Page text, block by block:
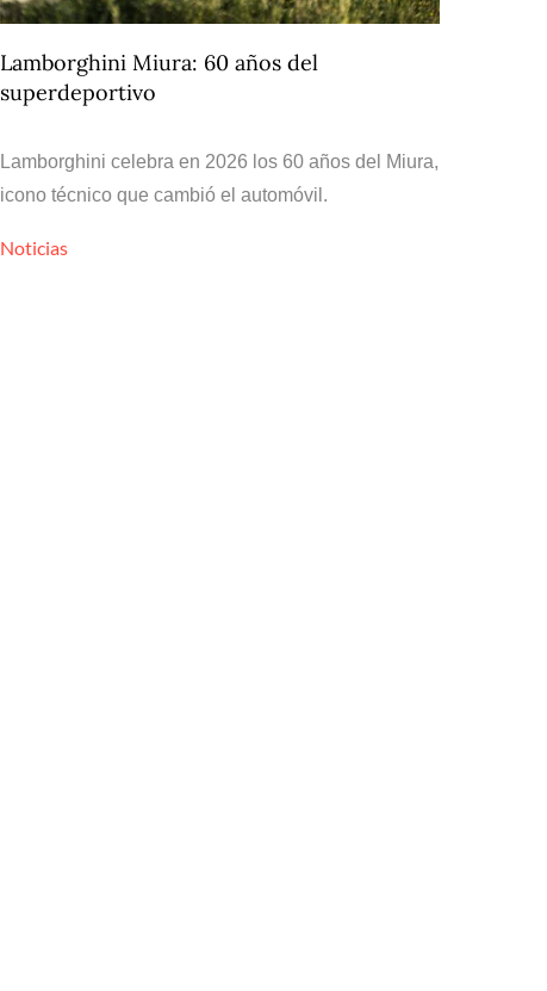
Lamborghini Miura: 60 años del
superdeportivo
Lamborghini celebra en 2026 los 60 años del Miura,
icono técnico que cambió el automóvil.
Noticias